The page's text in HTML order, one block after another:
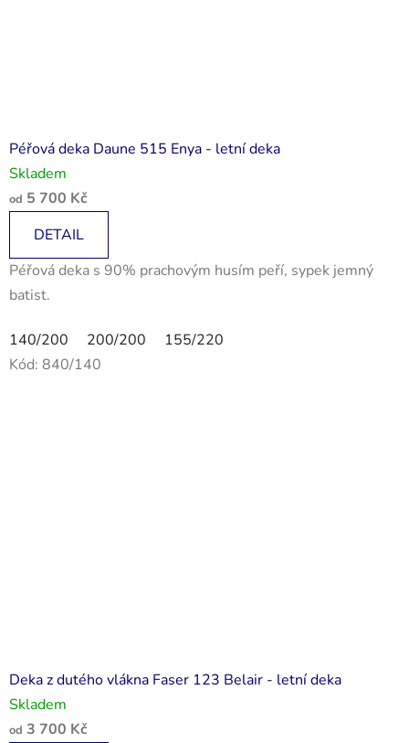
Péřová deka Daune 515 Enya - letní deka
Skladem
od 5 700 Kč
DETAIL
Péřová deka s 90% prachovým husím peří, sypek jemný
batist.
140/200 200/200
155/220
Kód: 840/140
Deka z dutého vlákna Faser 123 Belair - letní deka
Skladem
od 3 700 Kč